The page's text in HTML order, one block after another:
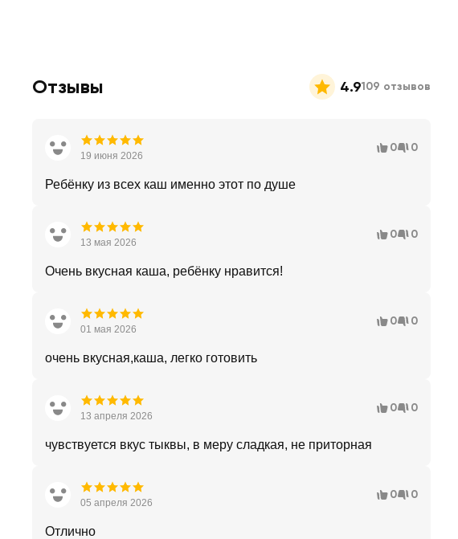
Отзывы 4.9109 отзывов
19 июня 2026
0 0
Ребёнку из всех каш именно этот по душе
13 мая 2026
0 0
Очень вкусная каша, ребёнку нравится!
01 мая 2026
0 0
очень вкусная,каша, легко готовить
13 апреля 2026
0 0
чувствуется вкус тыквы, в меру сладкая, не приторная
05 апреля 2026
0 0
Отлично